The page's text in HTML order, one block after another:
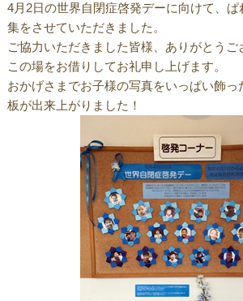
4月2日の世界自閉症啓発デーに向けて、
集をさせていただきました。
ご協力いただきました皆様、ありがとうご
この場をお借りしてお礼申し上げます。
おかげさまでお子様の写真をいっぱい飾
板が出来上がりました！